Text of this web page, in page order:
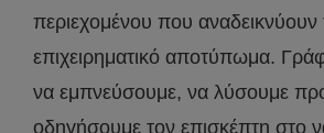
περιεχομένου που αναδεικνύουν
επιχειρηματικό αποτύπωμα.
να εμπνεύσουμε, να λύσουμε
οδηγήσουμε τον επισκέπτη στο